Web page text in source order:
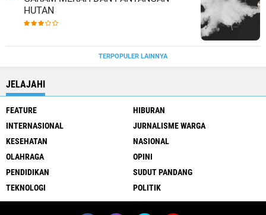
HUTAN
TERPOPULER LAINNYA
JELAJAHI
FEATURE
HIBURAN
INTERNASIONAL
JURNALISME WARGA
KESEHATAN
NASIONAL
OLAHRAGA
OPINI
PENDIDIKAN
SUDUT PANDANG
TEKNOLOGI
POLITIK